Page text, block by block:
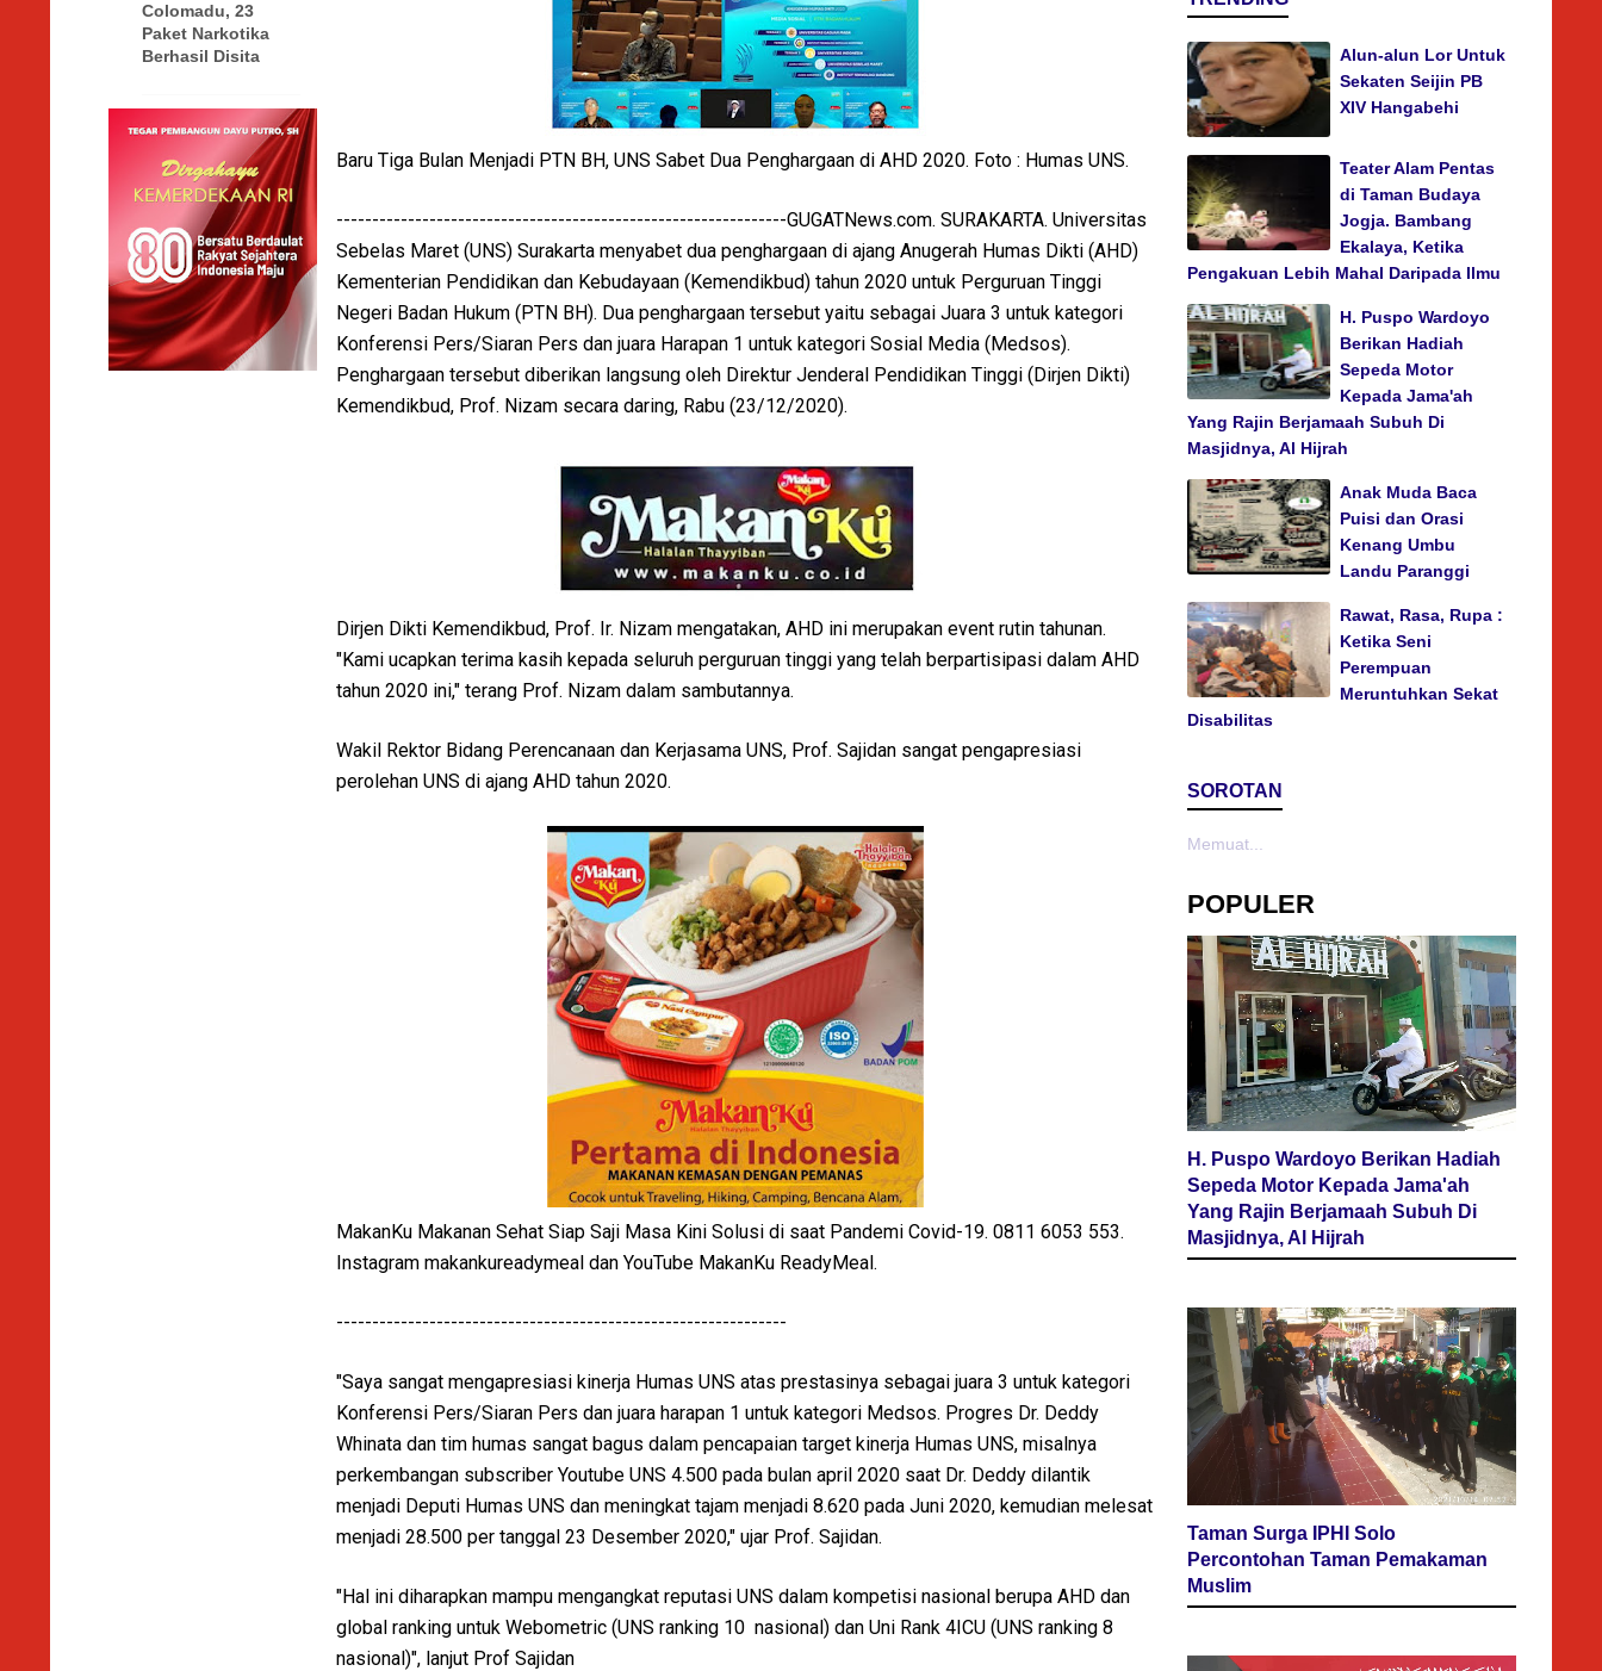
Colomadu, 23
Paket Narkotika
Berhasil Disita
Baru Tiga Bulan Menjadi PTN BH, UNS Sabet Dua Penghargaan di AHD 2020. Foto : Humas UNS.
---------------------------------------------------------------GUGATNews.com. SURAKARTA. Universitas
Sebelas Maret (UNS) Surakarta menyabet dua penghargaan di ajang Anugerah Humas Dikti (AHD)
Kementerian Pendidikan dan Kebudayaan (Kemendikbud) tahun 2020 untuk Perguruan Tinggi
Negeri Badan Hukum (PTN BH). Dua penghargaan tersebut yaitu sebagai Juara 3 untuk kategori
Konferensi Pers/Siaran Pers dan juara Harapan 1 untuk kategori Sosial Media (Medsos).
Penghargaan tersebut diberikan langsung oleh Direktur Jenderal Pendidikan Tinggi (Dirjen Dikti)
Kemendikbud, Prof. Nizam secara daring, Rabu (23/12/2020).
Dirjen Dikti Kemendikbud, Prof. Ir. Nizam mengatakan, AHD ini merupakan event rutin tahunan.
"Kami ucapkan terima kasih kepada seluruh perguruan tinggi yang telah berpartisipasi dalam AHD
tahun 2020 ini," terang Prof. Nizam dalam sambutannya.
Wakil Rektor Bidang Perencanaan dan Kerjasama UNS, Prof. Sajidan sangat pengapresiasi
perolehan UNS di ajang AHD tahun 2020.
MakanKu Makanan Sehat Siap Saji Masa Kini Solusi di saat Pandemi Covid-19. 0811 6053 553.
Instagram makankureadymeal dan YouTube MakanKu ReadyMeal.
---------------------------------------------------------------
"Saya sangat mengapresiasi kinerja Humas UNS atas prestasinya sebagai juara 3 untuk kategori
Konferensi Pers/Siaran Pers dan juara harapan 1 untuk kategori Medsos. Progres Dr. Deddy
Whinata dan tim humas sangat bagus dalam pencapaian target kinerja Humas UNS, misalnya
perkembangan subscriber Youtube UNS 4.500 pada bulan april 2020 saat Dr. Deddy dilantik
menjadi Deputi Humas UNS dan meningkat tajam menjadi 8.620 pada Juni 2020, kemudian melesat
menjadi 28.500 per tanggal 23 Desember 2020," ujar Prof. Sajidan.
"Hal ini diharapkan mampu mengangkat reputasi UNS dalam kompetisi nasional berupa AHD dan
global ranking untuk Webometric (UNS ranking 10 nasional) dan Uni Rank 4ICU (UNS ranking 8
nasional)", lanjut Prof Sajidan
Alun-alun Lor Untuk
Sekaten Seijin PB
XIV Hangabehi
Teater Alam Pentas
di Taman Budaya
Jogja. Bambang
Ekalaya, Ketika
Pengakuan Lebih Mahal Daripada Ilmu
H. Puspo Wardoyo
Berikan Hadiah
Sepeda Motor
Kepada Jama'ah
Yang Rajin Berjamaah Subuh Di
Masjidnya, Al Hijrah
Anak Muda Baca
Puisi dan Orasi
Kenang Umbu
Landu Paranggi
Rawat, Rasa, Rupa :
Ketika Seni
Perempuan
Meruntuhkan Sekat
Disabilitas
SOROTAN
Memuat...
POPULER
H. Puspo Wardoyo Berikan Hadiah
Sepeda Motor Kepada Jama'ah
Yang Rajin Berjamaah Subuh Di
Masjidnya, Al Hijrah
Taman Surga IPHI Solo
Percontohan Taman Pemakaman
Muslim